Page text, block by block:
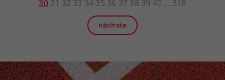
30 31 32 33 34 35 36 37 38 39 40 318
nächste